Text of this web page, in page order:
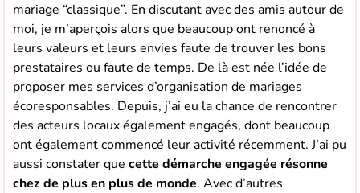
mariage “classique”. En discutant avec des amis autour de
moi, je m’aperçois alors que beaucoup ont renoncé à
leurs valeurs et leurs envies faute de trouver les bons
prestataires ou faute de temps. De là est née l’idée de
proposer mes services d’organisation de mariages
écoresponsables. Depuis, j’ai eu la chance de rencontrer
des acteurs locaux également engagés, dont beaucoup
ont également commencé leur activité récemment. J’ai pu
aussi constater quecette démarche engagée résonne
chez de plus en plus de monde. Avec d’autres